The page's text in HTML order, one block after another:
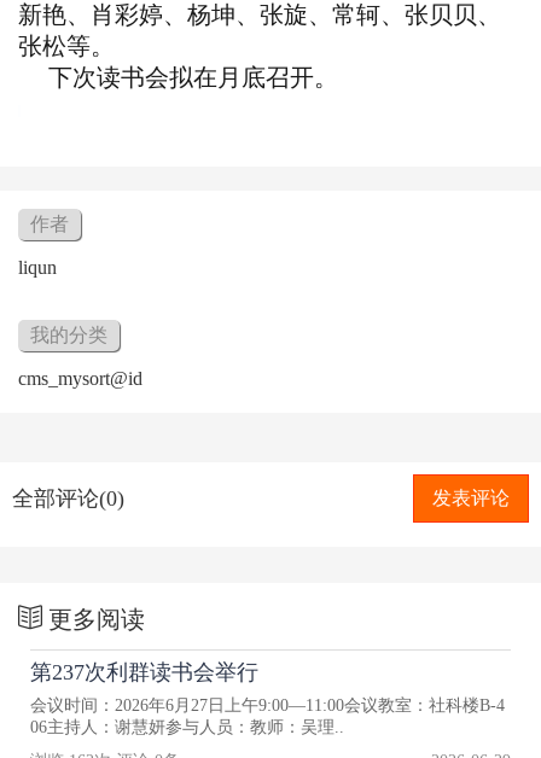
新艳、肖彩婷、杨坤、张旋、常轲、张贝贝、
张松等。
下次读书会拟在月底召开。
作者
liqun
我的分类
cms_mysort@id
全部评论(0) 发表评论
更多阅读
第237次利群读书会举行
会议时间：2026年6月27日上午9:00—11:00会议教室：社科楼B-4
06主持人：谢慧妍参与人员：教师：吴理..